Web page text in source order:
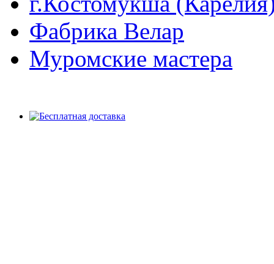
Фабрика Велар
Муромские мастера